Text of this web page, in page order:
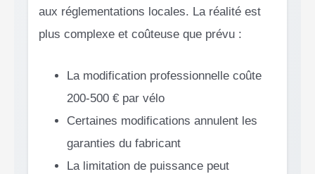
aux réglementations locales. La réalité est
plus complexe et coûteuse que prévu :
La modification professionnelle coûte
200-500 € par vélo
Certaines modifications annulent les
garanties du fabricant
La limitation de puissance peut